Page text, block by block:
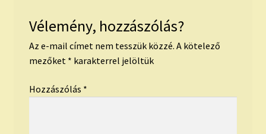
Vélemény, hozzászólás?
Az e-mail címet nem tesszük közzé. A kötelező
mezőket * karakterrel jelöltük
Hozzászólás *